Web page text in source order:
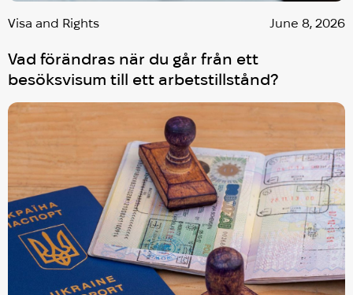
Visa and Rights June 8, 2026
Vad förändras när du går från ett
besöksvisum till ett arbetstillstånd?